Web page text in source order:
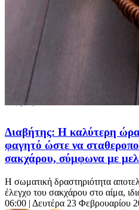
Διαβήτης: Η καλύτερη
φαγητό ώστε να
σακχάρου, σύμφωνα με
Η σωματική δραστηριότητα
έλεγχο του σακχάρου στο αίμα,
06:00 | Δευτέρα 23 Φεβρουαρίου